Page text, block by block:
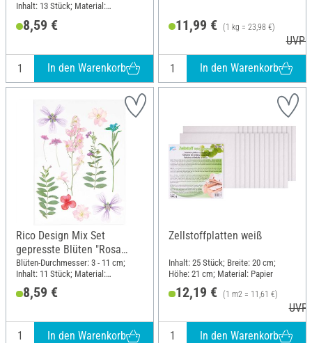
Inhalt: 13 Stück; Material:
8,59 €
In den Warenkorb
11,99 € (1 kg = 23,98 €)
UVP
In den Warenkorb
Rico Design Mix Set
gepresste Blüten "Rosa
Violett"
Blüten-Durchmesser: 3 - 11 cm;
Inhalt: 11 Stück; Material:
Naturmaterial
8,59 €
In den Warenkorb
Zellstoffplatten weiß
Inhalt: 25 Stück; Breite: 20 cm;
Höhe: 21 cm; Material: Papier
12,19 € (1 m2 = 11,61 €)
UVP
In den Warenkorb